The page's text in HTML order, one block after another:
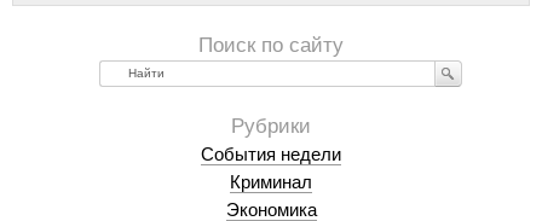
Найти
События недели
Криминал
Экономика